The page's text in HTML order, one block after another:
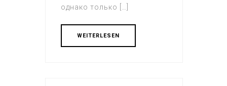
однако только […]
WEITERLESEN